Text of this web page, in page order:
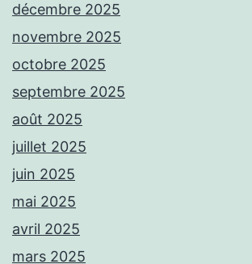
décembre 2025
novembre 2025
octobre 2025
septembre 2025
août 2025
juillet 2025
juin 2025
mai 2025
avril 2025
mars 2025